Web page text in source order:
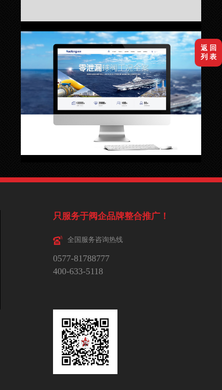
返 回
列 表
只服务于阀企品牌整合推广！
全国服务咨询热线
0577-81788777
400-633-5118